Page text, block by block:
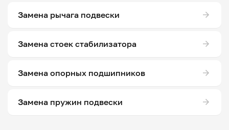
Замена рычага подвески
Замена стоек стабилизатора
Замена опорных подшипников
Замена пружин подвески